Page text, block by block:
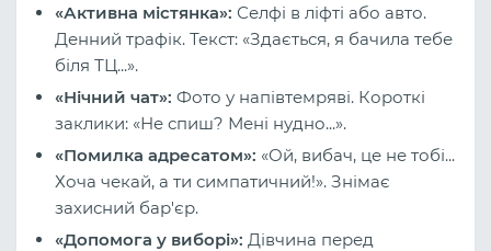
«Активна містянка»: Селфі в ліфті або авто.
Денний трафік. Текст: «Здається, я бачила тебе
біля ТЦ...».
«Нічний чат»: Фото у напівтемряві. Короткі
заклики: «Не спиш? Мені нудно...».
«Помилка адресатом»: «Ой, вибач, це не тобі...
Хоча чекай, а ти симпатичний!». Знімає
захисний бар'єр.
«Допомога у виборі»: Дівчина перед